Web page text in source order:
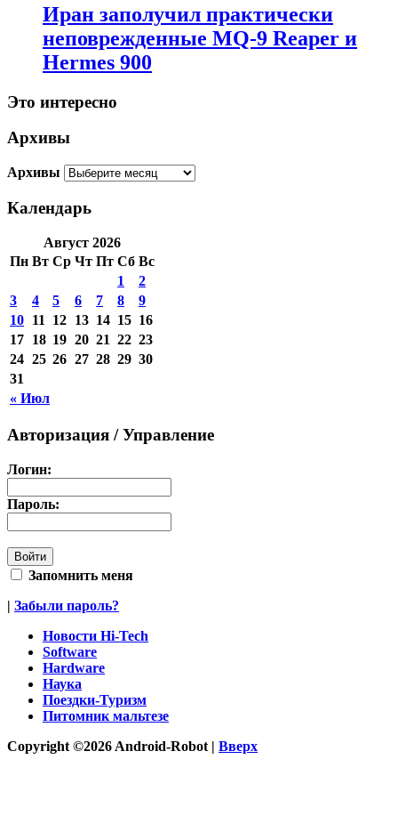
Иран заполучил практически
неповрежденные MQ-9 Reaper и
Hermes 900
Это интересно
Архивы
Архивы
Календарь
Август 2026
Пн Вт Ср Чт Пт Сб Вс
« Июл
1
2
3
4 5 6 7 8
9
10 11 12 13 14 15 16
17 18 19 20 21 22 23
24 25 26 27 28 29 30
31
Авторизация / Управление
Логин:
Пароль:
Запомнить меня
| Забыли пароль?
Новости Hi-Tech
Software
Hardware
Наука
Поездки-Туризм
Питомник мальтезе
Copyright ©2026 Android-Robot | Вверх